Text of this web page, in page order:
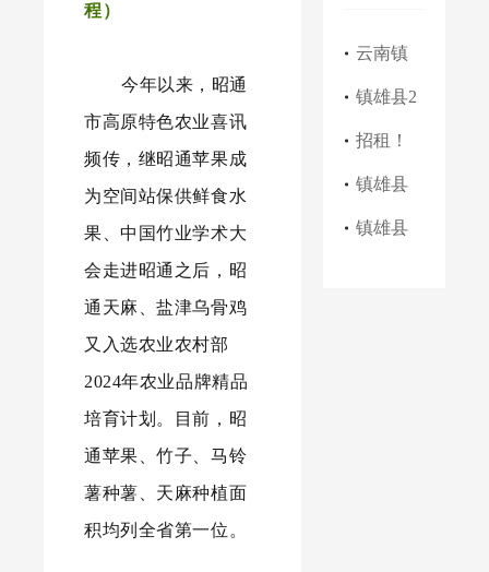
程）
今年以来，昭通
市高原特色农业喜讯
频传，继昭通苹果成
为空间站保供鲜食水
果、中国竹业学术大
会走进昭通之后，昭
通天麻、盐津乌骨鸡
又入选农业农村部
2024年农业品牌精品
培育计划。
目前，昭
通苹果、竹子、马铃
薯种薯、天麻种植面
积均列全省第一位。
云南镇
雄产业
园区管
理委员
会关于
镇雄县2
025年上
半年征
兵公告
招租！
招租！
招租！
镇雄县
民政局
镇雄县